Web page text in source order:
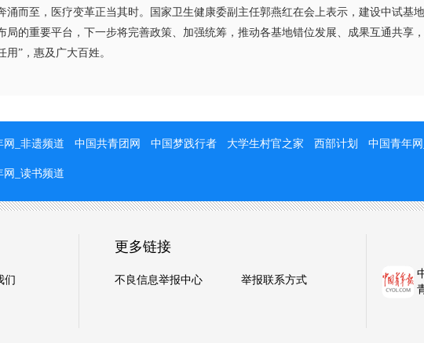
而至，医疗变革正当其时。国家卫生健康委副主任郭燕红在会上表示，建设中试基
局的重要平台，下一步将完善政策、加强统筹，推动各基地错位发展、成果互通共享
用”，惠及广大百姓。
网_非遗频道 中国共青团网 中国梦践行者 大学生村官之家 西部计划 中国青年
网_读书频道
们
更多链接
不良信息举报中心 举报联系方式